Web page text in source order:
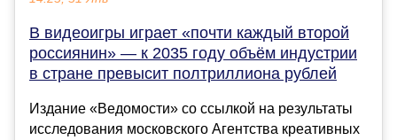
В видеоигры играет «почти каждый второй
россиянин» — к 2035 году объём индустрии
в стране превысит полтриллиона рублей
Издание «Ведомости» со ссылкой на результаты
исследования московского Агентства креативных